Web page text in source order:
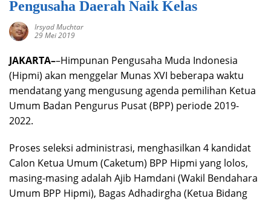
Pengusaha Daerah Naik Kelas
Irsyad Muchtar
29 Mei 2019
JAKARTA––Himpunan Pengusaha Muda Indonesia
(Hipmi) akan menggelar Munas XVI beberapa waktu
mendatang yang mengusung agenda pemilihan Ketua
Umum Badan Pengurus Pusat (BPP) periode 2019-
2022.
Proses seleksi administrasi, menghasilkan 4 kandidat
Calon Ketua Umum (Caketum) BPP Hipmi yang lolos,
masing-masing adalah Ajib Hamdani (Wakil Bendahara
Umum BPP Hipmi), Bagas Adhadirgha (Ketua Bidang